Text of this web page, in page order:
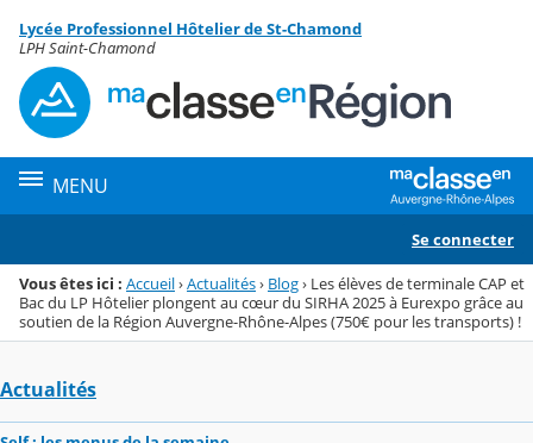
Menu de la rubrique
Contenu
Lycée Professionnel Hôtelier de St-Chamond
LPH Saint-Chamond
MENU
Se connecter
Vous êtes ici : Accueil›Actualités› Blog› Les élèves de terminale CAP et
Bac du LP Hôtelier plongent au cœur du SIRHA 2025 à Eurexpo grâce au
soutien de la Région Auvergne-Rhône-Alpes (750€ pour les transports) !
Actualités